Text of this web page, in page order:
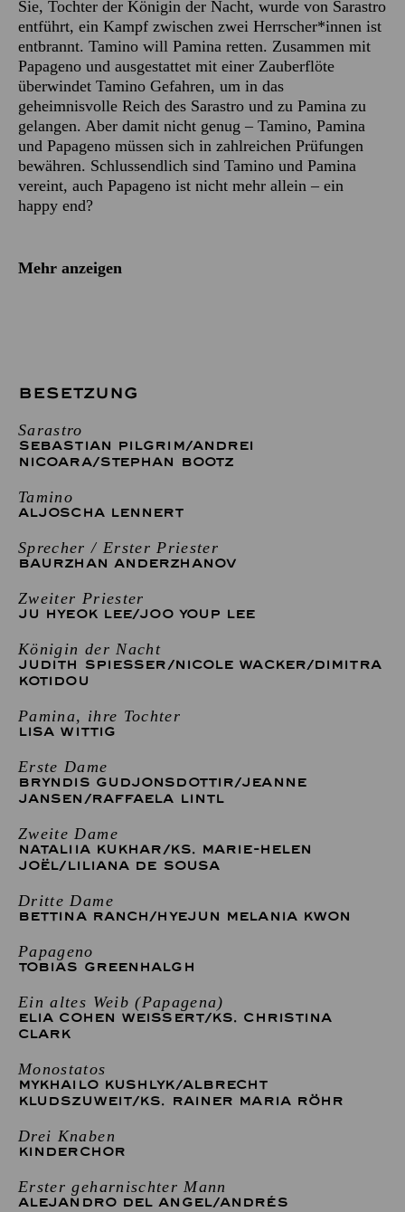
Sie, Tochter der Königin der Nacht, wurde von Sarastro
entführt, ein Kampf zwischen zwei Herrscher*innen ist
entbrannt. Tamino will Pamina retten. Zusammen mit
Papageno und ausgestattet mit einer Zauberflöte
überwindet Tamino Gefahren, um in das
geheimnisvolle Reich des Sarastro und zu Pamina zu
gelangen. Aber damit nicht genug – Tamino, Pamina
und Papageno müssen sich in zahlreichen Prüfungen
bewähren. Schlussendlich sind Tamino und Pamina
vereint, auch Papageno ist nicht mehr allein – ein
happy end?
Mehr anzeigen
BESETZUNG
Sarastro
SEBASTIAN PILGRIM/ANDREI
NICOARA/STEPHAN BOOTZ
Tamino
ALJOSCHA LENNERT
Sprecher / Erster Priester
BAURZHAN ANDERZHANOV
Zweiter Priester
JU HYEOK LEE/JOO YOUP LEE
Königin der Nacht
JUDITH SPIESSER/NICOLE WACKER/DIMITRA
KOTIDOU
Pamina, ihre Tochter
LISA WITTIG
Erste Dame
BRYNDIS GUDJONSDOTTIR/JEANNE
JANSEN /RAFFAELA LINTL
Zweite Dame
NATALIIA KUKHAR/KS. MARIE-HELEN
JOËL/LILIANA DE SOUSA
Dritte Dame
BETTINA RANCH/HYEJUN MELANIA KWON
Papageno
TOBIAS GREENHALGH
Ein altes Weib (Papagena)
ELIA COHEN WEISSERT/KS. CHRISTINA
CLARK
Monostatos
MYKHAILO KUSHLYK/ALBRECHT
KLUDSZUWEIT/KS. RAINER MARIA RÖHR
Drei Knaben
KINDERCHOR
Erster geharnischter Mann
ALEJANDRO DEL ANGEL/ANDRÉS